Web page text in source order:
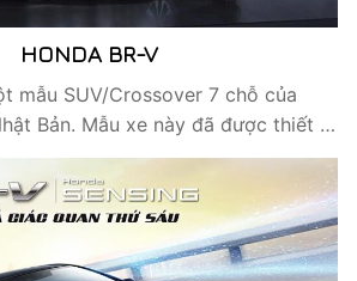
HONDA BR-V
mẫu SUV/Crossover 7 chỗ của
Bản. Mẫu xe này đã được thiết …